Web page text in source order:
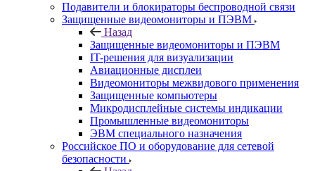
Подавители и блокираторы беспроводной связи
Защищенные видеомониторы и ПЭВМ
Назад
Защищенные видеомониторы и ПЭВМ
IT-решения для визуализации
Авиационные дисплеи
Видеомониторы межвидового применения
Защищенные компьютеры
Микродисплейные системы индикации
Промышленные видеомониторы
ЭВМ специального назначения
Российское ПО и оборудование для сетевой
безопасности